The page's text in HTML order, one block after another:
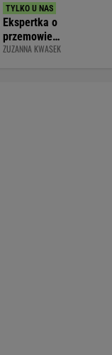
Ekspertka o
przemowie
Nawrockiego.
ZUZANNA KWASEK